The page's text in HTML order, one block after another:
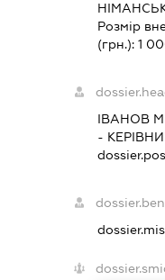
Розмір
(грн.):1
ІВАНОВ
-